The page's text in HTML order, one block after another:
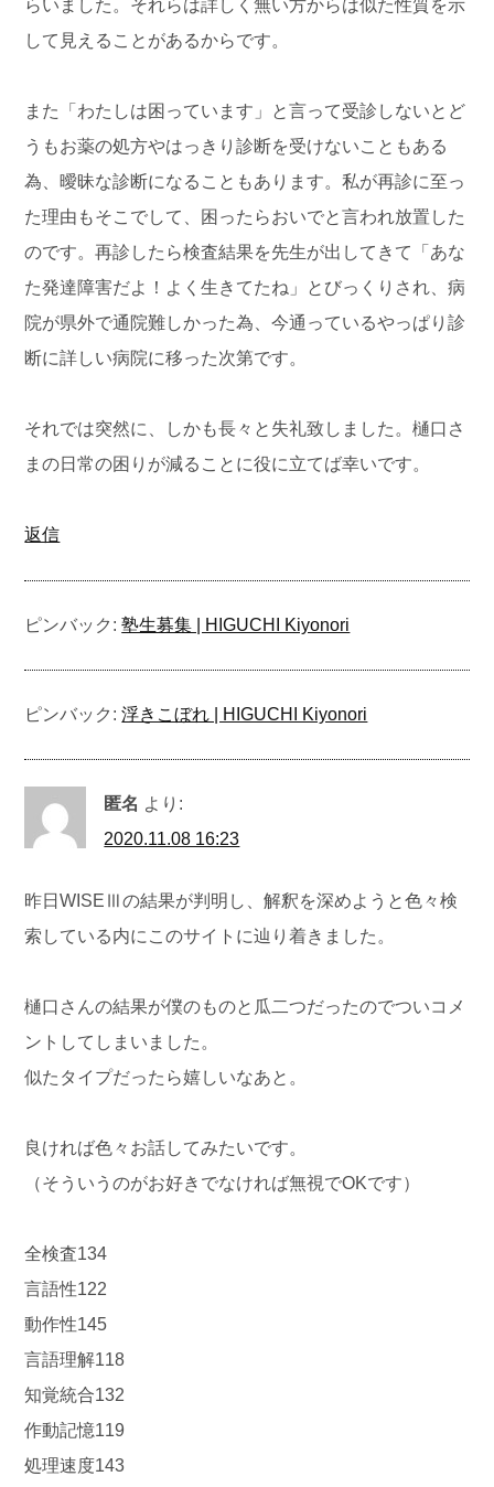
らいました。それらは詳しく無い方からは似た性質を示
して見えることがあるからです。
また「わたしは困っています」と言って受診しないとど
うもお薬の処方やはっきり診断を受けないこともある
為、曖昧な診断になることもあります。私が再診に至っ
た理由もそこでして、困ったらおいでと言われ放置した
のです。再診したら検査結果を先生が出してきて「あな
た発達障害だよ！よく生きてたね」とびっくりされ、病
院が県外で通院難しかった為、今通っているやっぱり診
断に詳しい病院に移った次第です。
それでは突然に、しかも長々と失礼致しました。樋口さ
まの日常の困りが減ることに役に立てば幸いです。
返信
ピンバック:塾生募集 | HIGUCHI Kiyonori
ピンバック:浮きこぼれ | HIGUCHI Kiyonori
匿名 より:
2020.11.08 16:23
昨日WISEⅢの結果が判明し、解釈を深めようと色々検
索している内にこのサイトに辿り着きました。
樋口さんの結果が僕のものと瓜二つだったのでついコメ
ントしてしまいました。
似たタイプだったら嬉しいなあと。
良ければ色々お話してみたいです。
（そういうのがお好きでなければ無視でOKです）
全検査134
言語性122
動作性145
言語理解118
知覚統合132
作動記憶119
処理速度143